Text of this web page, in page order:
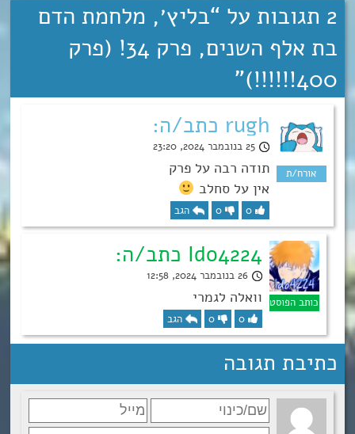
2 תגובות על “
בליץ׳, מלחמת הדם
בת אלף השנים, פרק 34! (פרק
400!!!!!!)
”
rugh כתב/ה:
25 בנובמבר 2024, 23:20
תודה רבה על פרק
אין על סחלב
0
0 הגב
Ido4224 כתב/ה:
26 בנובמבר 2024, 12:58
וואלה לגמרי
0
0 הגב
כתיבת תגובה